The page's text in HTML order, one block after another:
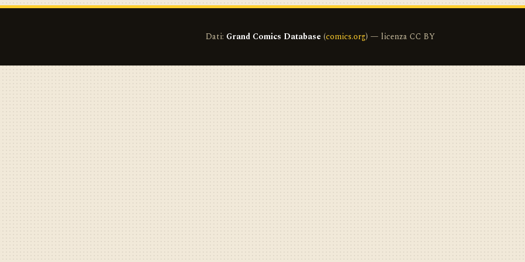
Dati: Grand Comics Database (comics.org) — licenza CC BY